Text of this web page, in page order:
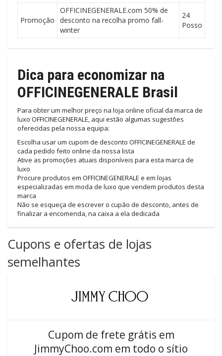
Promoção
OFFICINEGENERALE.com 50% de
desconto na recolha promo fall-
winter
24
Posso
Dica para economizar na
OFFICINEGENERALE Brasil
Para obter um melhor preço na loja online oficial da marca de
luxo OFFICINEGENERALE, aqui estão algumas sugestões
oferecidas pela nossa equipa:
Escolha usar um cupom de desconto OFFICINEGENERALE de
cada pedido feito online da nossa lista
Ative as promoções atuais disponíveis para esta marca de
luxo
Procure produtos em OFFICINEGENERALE e em lojas
especializadas em moda de luxo que vendem produtos desta
marca
Não se esqueça de escrever o cupão de desconto, antes de
finalizar a encomenda, na caixa a ela dedicada
Cupons e ofertas de lojas
semelhantes
Cupom de frete grátis em
JimmyChoo.com em todo o sítio